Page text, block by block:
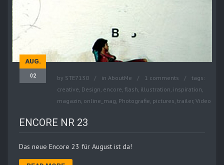
AUG.
02 by STE7130 in AboutMe 1 comments
tags:
creative, Design, encore, flash, illustration, inspiration,
magazin, online_mag, Photografie, pictures, trailer, Video
ENCORE NR 23
Das neue Encore 23 für August ist da!